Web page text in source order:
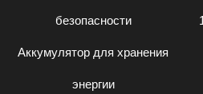
безопасности
Аккумулятор для хранения
энергии